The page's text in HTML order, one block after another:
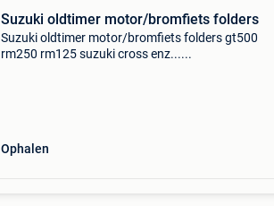
Suzuki oldtimer motor/bromfiets folders
Suzuki oldtimer motor/bromfiets folders gt500
rm250 rm125 suzuki cross enz......
Ophalen